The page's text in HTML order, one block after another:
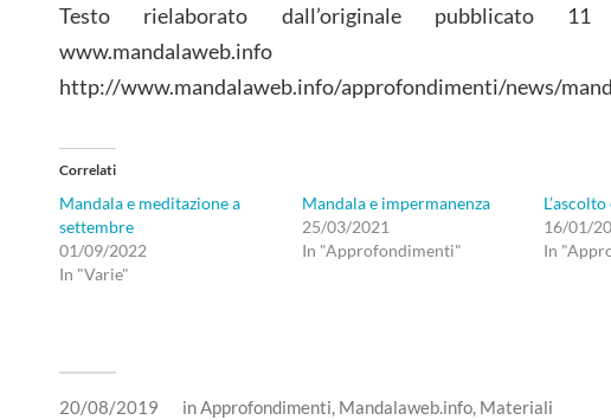
Testo rielaborato dall’originale pubblicato
www.mandalaweb.info
http://www.mandalaweb.info/approfondimenti/news/
Correlati
Mandala e meditazione a
settembre
01/09/2022
In "Varie"
Mandala e impermanenza
25/03/2021
In "Approfondimenti"
16/01/
In
20/08/2019 inApprofondimenti, Mandalaweb.info, Materiali